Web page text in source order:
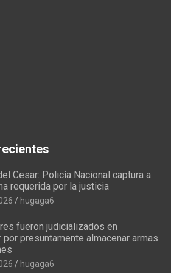
Cesar: Policía Nacional captura a
requerida por la justicia
hugaga6
fueron judicializados en
por presuntamente almacenar armas
hugaga6